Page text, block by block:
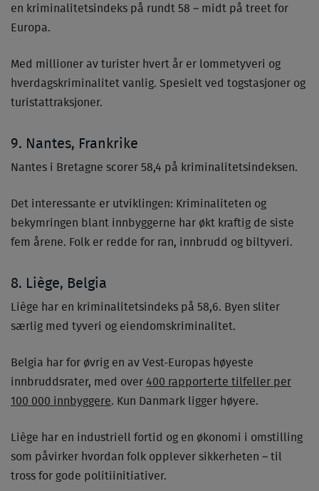
en kriminalitetsindeks på rundt 58 – midt på treet for
Europa.
Med millioner av turister hvert år er lommetyveri og
hverdagskriminalitet vanlig. Spesielt ved togstasjoner og
turistattraksjoner.
9. Nantes, Frankrike
Nantes i Bretagne scorer 58,4 på kriminalitetsindeksen.
Det interessante er utviklingen: Kriminaliteten og
bekymringen blant innbyggerne har økt kraftig de siste
fem årene. Folk er redde for ran, innbrudd og biltyveri.
8. Liège, Belgia
Liège har en kriminalitetsindeks på 58,6. Byen sliter
særlig med tyveri og eiendomskriminalitet.
Belgia har for øvrig en av Vest-Europas høyeste
innbruddsrater, med over 400 rapporterte tilfeller per
100 000 innbyggere. Kun Danmark ligger høyere.
Liège har en industriell fortid og en økonomi i omstilling
som påvirker hvordan folk opplever sikkerheten – til
tross for gode politiinitiativer.